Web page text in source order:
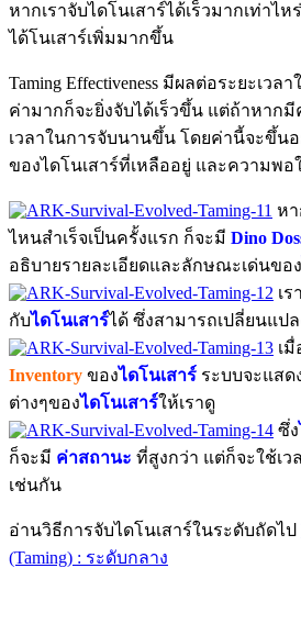
หากเราจับไดโนเสาร์ได้เร็วมากเท่าไห
ได้โนเสาร์เพิ่มมากขึ้น
Taming Effectiveness มีผลต่อระยะเวล
ค่ามากก็จะยิ่งจับได้เร็วขึ้น แต่ถ้าหาก
เวลาในการจับนานขึ้น โดยค่านี้จะขึ้
ของไดโนเสาร์ที่เหลืออยู่ และความพอ
หา
ไหนสำเร็จเป็นครั้งแรก ก็จะมี Dino
อธิบายรายละเอียดและลักษณะเด่นของ
เ
กับไดโนเสาร์ได้ ซึ่งสามารถเปลี่ยนแป
เ
Inventory ของไดโนเสาร์ ระบบจะแสด
ต่างๆของไดโนเสาร์ให้เราดู
ซึ่ง
ก็จะมี ค่าสถานะ ที่สูงกว่า แต่ก็จะใช้เ
เช่นกัน
อ่านวิธีการจับไดโนเสาร์ในระดับถัดไป
(Taming) : ระดับกลาง